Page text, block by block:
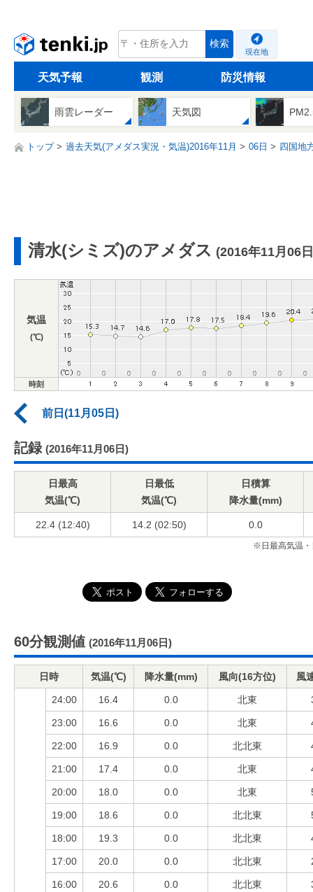
tenki.jp 検索
現在地
天気予報 観測 防災情報
雨雲レーダー 天気図
トップ 過去天気(アメダス実況・気温)2016年11月 06日 四国地
清水(シミズ)のアメダス (2016年11月06
気温
(℃)
時刻
前日(11月05日)
記録 (2016年11月06日)
日最高
気温(℃)
日最低
気温(℃)
日積算
降水量(mm)
22.4 (12:40) 14.2 (02:50) 0.0
※日最高気温・
60分観測値 (2016年11月06日)
日時 気温(℃) 降水量(mm) 風向(16方位) 風
24:00 16.4 0.0 北東
23:00 16.6 0.0 北東
22:00 16.9 0.0 北北東
21:00 17.4 0.0 北東
20:00 18.0 0.0 北東
19:00 18.6 0.0 北北東
18:00 19.3 0.0 北北東
17:00 20.0 0.0 北北東
16:00 20.6 0.0 北北東